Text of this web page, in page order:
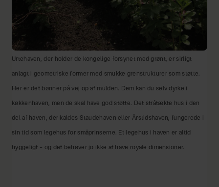
Urtehaven, der holder de kongelige forsynet med grønt, er sirligt
anlagt i geometriske former med smukke grenstrukturer som støtte.
Her er det bønner på vej op af mulden. Dem kan du selv dyrke i
køkkenhaven, men de skal have god støtte. Det stråtækte hus i den
del af haven, der kaldes Staudehaven eller Årstidshaven, fungerede i
sin tid som legehus for småprinserne. Et legehus i haven er altid
hyggeligt – og det behøver jo ikke at have royale dimensioner.